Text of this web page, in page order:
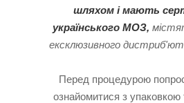
шляхом і мають
українського МОЗ,
ексклюзивного
Перед процедурою
ознайомитися з упаковкою